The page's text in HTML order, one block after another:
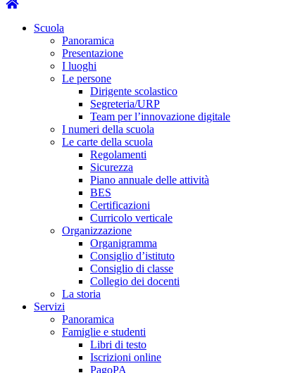
Scuola
Panoramica
Presentazione
I luoghi
Le persone
Dirigente scolastico
Segreteria/URP
Team per l’innovazione digitale
I numeri della scuola
Le carte della scuola
Regolamenti
Sicurezza
Piano annuale delle attività
BES
Certificazioni
Curricolo verticale
Organizzazione
Organigramma
Consiglio d’istituto
Consiglio di classe
Collegio dei docenti
La storia
Servizi
Panoramica
Famiglie e studenti
Libri di testo
Iscrizioni online
PagoPA